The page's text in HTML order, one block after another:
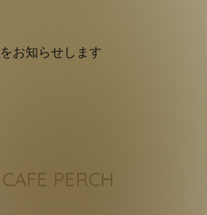
お知らせします
PERCH